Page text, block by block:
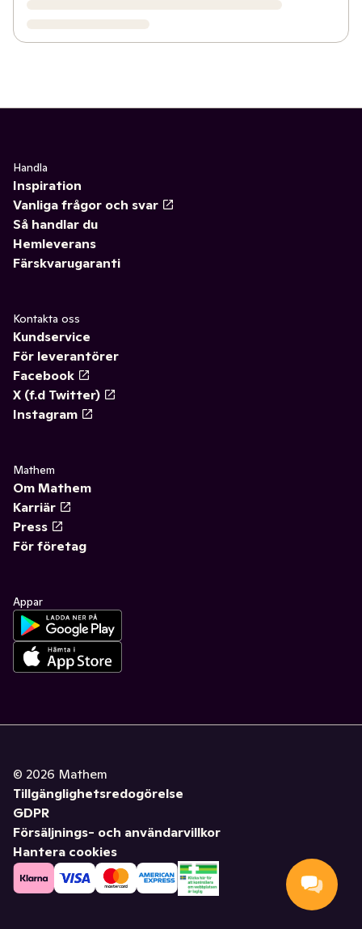
Handla
Inspiration
Vanliga frågor och svar
Så handlar du
Hemleverans
Färskvarugaranti
Kontakta oss
Kundservice
För leverantörer
Facebook
X (f.d Twitter)
Instagram
Mathem
Om Mathem
Karriär
Press
För företag
Appar
© 2026 Mathem
Tillgänglighetsredogörelse
GDPR
Försäljnings- och användarvillkor
Hantera cookies